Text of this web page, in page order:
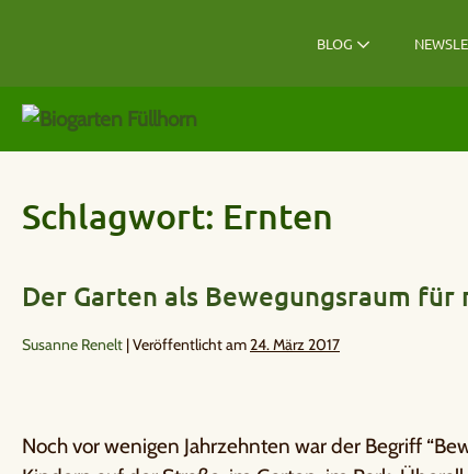
BLOG
Schlagwort: Ernten
Der Garten als Bewegungsraum für
Susanne Renelt |Veröffentlicht am24. März 2017
Noch vor wenigen Jahrzehnten war der Begriff